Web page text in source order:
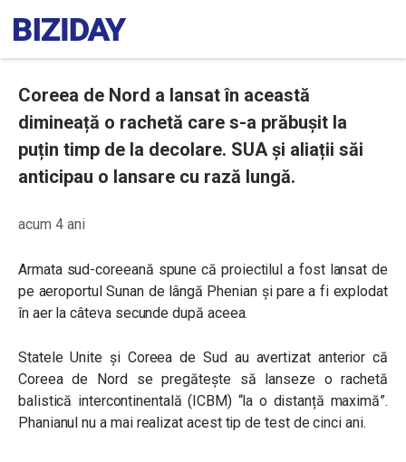
Coreea de Nord a lansat în această
dimineață o rachetă care s-a prăbușit la
puțin timp de la decolare. SUA și aliații săi
anticipau o lansare cu rază lungă.
acum 4 ani
Armata sud-coreeană spune că proiectilul a fost lansat de
pe aeroportul Sunan de lângă Phenian și pare a fi explodat
în aer la câteva secunde după aceea.
Statele Unite și Coreea de Sud au avertizat anterior că
Coreea de Nord se pregătește să lanseze o rachetă
balistică intercontinentală (ICBM) “la o distanță maximă”.
Phanianul nu a mai realizat acest tip de test de cinci ani.